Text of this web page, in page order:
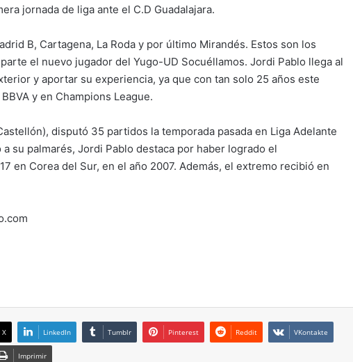
jornada de liga ante el C.D Guadalajara.
B, Cartagena, La Roda y por último Mirandés. Estos son los
el nuevo jugador del Yugo-UD Socuéllamos. Jordi Pablo llega al
y aportar su experiencia, ya que con tan solo 25 años este
y en Champions League.
disputó 35 partidos la temporada pasada en Liga Adelante
su palmarés, Jordi Pablo destaca por haber logrado el
en Corea del Sur, en el año 2007. Además, el extremo recibió en
X LinkedIn Tumblr Pinterest Reddit VKontakte
Imprimir